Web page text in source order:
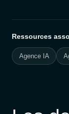
Ressources
Agence IA